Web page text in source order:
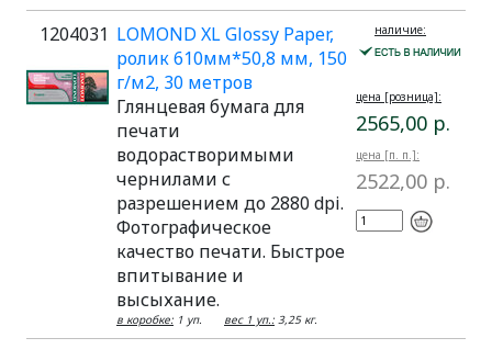
1204031 LOMOND XL Glossy Paper,
ролик 610мм*50,8 мм, 150
г/м2, 30 метров
Глянцевая бумага для
печати
водорастворимыми
чернилами с
разрешением до 2880 dpi.
Фотографическое
качество печати. Быстрое
впитывание и
высыхание.
в коробке: 1 уп. вес 1 уп.: 3,25 кг.
наличие:
цена [розница]:
2565,00 р.
цена [п. п.]:
2522,00 р.